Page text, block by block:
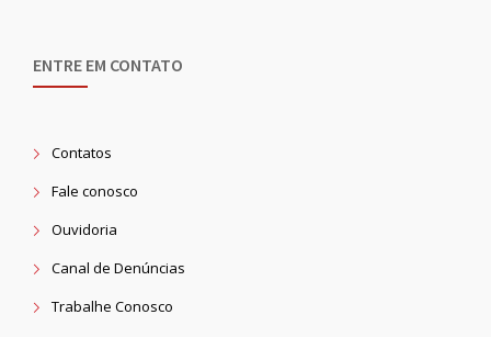
ENTRE EM CONTATO
Contatos
Fale conosco
Ouvidoria
Canal de Denúncias
Trabalhe Conosco